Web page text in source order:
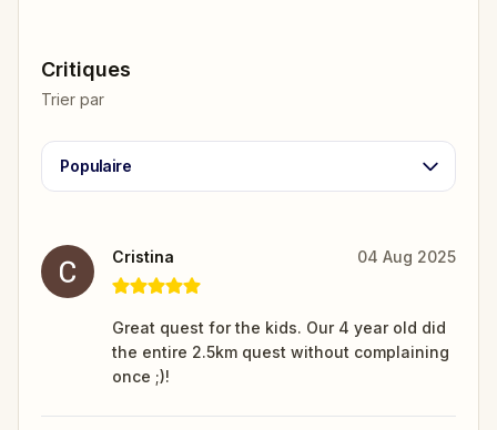
Critiques
Trier par
Populaire
Cristina 04 Aug 2025
Great quest for the kids. Our 4 year old did
the entire 2.5km quest without complaining
once ;)!